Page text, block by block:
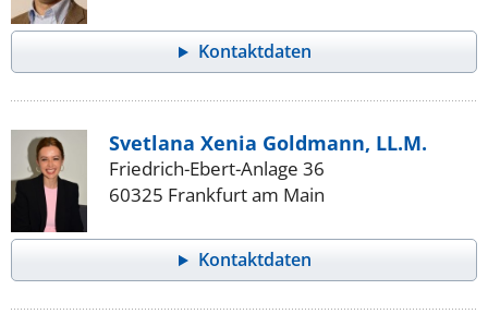
Kontaktdaten
Svetlana Xenia Goldmann, LL.M.
Friedrich-Ebert-Anlage 36
60325 Frankfurt am Main
Kontaktdaten